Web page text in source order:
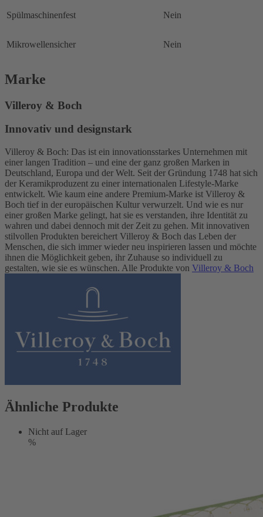
Spülmaschinenfest Nein
Mikrowellensicher Nein
Marke
Villeroy & Boch
Innovativ und designstark
Villeroy & Boch: Das ist ein innovationsstarkes Unternehmen mit
einer langen Tradition – und eine der ganz großen Marken in
Deutschland, Europa und der Welt. Seit der Gründung 1748 hat sich
der Keramikproduzent zu einer internationalen Lifestyle-Marke
entwickelt. Wie kaum eine andere Premium-Marke ist Villeroy &
Boch tief in der europäischen Kultur verwurzelt. Und wie es nur
einer großen Marke gelingt, hat sie es verstanden, ihre Identität zu
wahren und dabei dennoch mit der Zeit zu gehen. Mit innovativen
stilvollen Produkten bereichert Villeroy & Boch das Leben der
Menschen, die sich immer wieder neu inspirieren lassen und möchte
ihnen die Möglichkeit geben, ihr Zuhause so individuell zu
gestalten, wie sie es wünschen. Alle Produkte von Villeroy & Boch
Ähnliche Produkte
Nicht auf Lager
%